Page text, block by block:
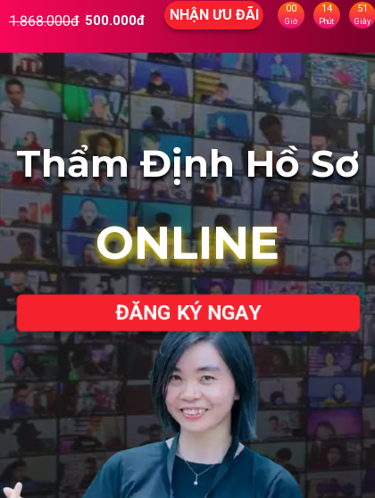
NHẬN ƯU ĐÃI 00
Giờ
14
Phút
48
Giây
500.000đ
1.868.000đ
ONLINE
Thẩm Định Hồ Sơ
ĐĂNG KÝ NGAY